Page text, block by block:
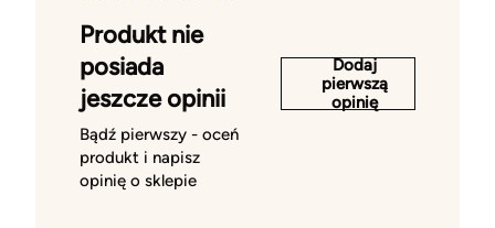
Produkt nie
posiada
jeszcze opinii
Bądź pierwszy - oceń
produkt i napisz
opinię o sklepie
Dodaj
pierwszą
opinię